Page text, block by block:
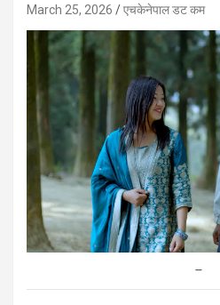
March 25, 2026 एचकेनेपाल डट कम
–